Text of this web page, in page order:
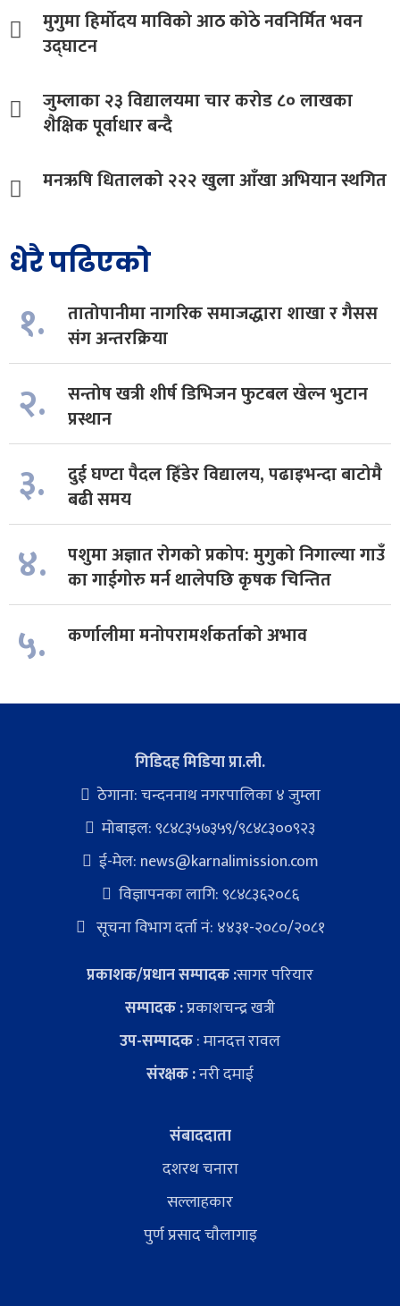
मुगुमा हिर्मोदय माविको आठ कोठे नवनिर्मित भवन
उद्घाटन
जुम्लाका २३ विद्यालयमा चार करोड ८० लाखका
शैक्षिक पूर्वाधार बन्दै
मनऋषि धितालको २२२ खुला आँखा अभियान स्थगित
धेरै पढिएको
१.
तातोपानीमा नागरिक समाजद्धारा शाखा र गैसस
संग अन्तरक्रिया
२.
सन्तोष खत्री शीर्ष डिभिजन फुटबल खेल्न भुटान
प्रस्थान
३.
दुई घण्टा पैदल हिँडेर विद्यालय, पढाइभन्दा बाटोमै
बढी समय
४.
पशुमा अज्ञात रोगको प्रकोप: मुगुको निगाल्या गाउँ
का गाईगोरु मर्न थालेपछि कृषक चिन्तित
५. कर्णालीमा मनोपरामर्शकर्ताको अभाव
गिडिदह मिडिया प्रा.ली.
ठेगाना: चन्दननाथ नगरपालिका ४ जुम्ला
मोबाइल: ९८४८३५७३५९/९८४८३००९२३
ई-मेल: news@karnalimission.com
विज्ञापनका लागि: ९८४८३६२०८६
सूचना विभाग दर्ता नं: ४४३१-२०८०/२०८१
प्रकाशक/प्रधान सम्पादक :सागर परियार
सम्पादक :प्रकाशचन्द्र खत्री
उप-सम्पादक: मानदत्त रावल
संरक्षक :नरी दमाई
संबाददाता
दशरथ चनारा
सल्लाहकार
पुर्ण प्रसाद चाैलागाइ